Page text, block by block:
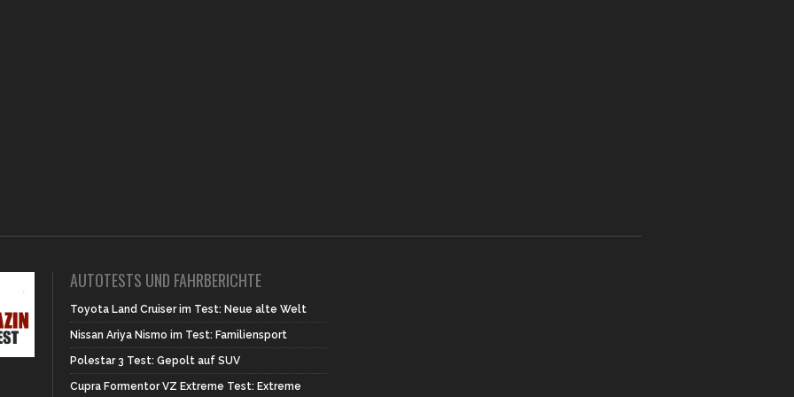
AUTOTESTS UND FAHRBERICHTE
Toyota Land Cruiser im Test: Neue alte Welt
Nissan Ariya Nismo im Test: Familiensport
Polestar 3 Test: Gepolt auf SUV
Cupra Formentor VZ Extreme Test: Extreme